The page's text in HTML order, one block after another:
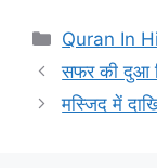
Categories
Quran In
सफर की दुआ
मस्जिद में